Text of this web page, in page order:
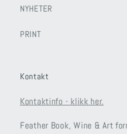
NYHETER
PRINT
Kontakt
Kontaktinfo - klikk her.
Feather Book, Wine & Art